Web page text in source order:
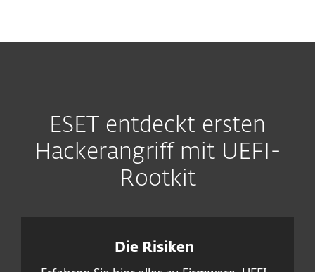
ESET entdeckt ersten
Hackerangriff mit UEFI-
Rootkit
Die Risiken